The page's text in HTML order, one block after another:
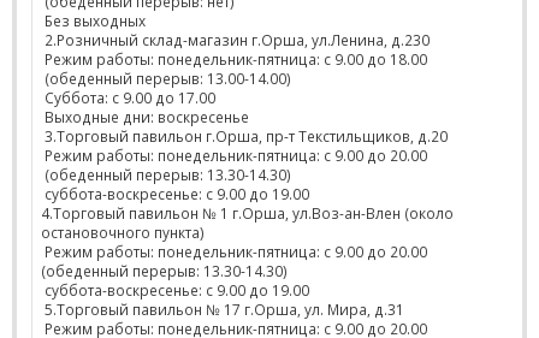
Без выходных
2.Розничный склад-магазин г.Орша, ул.Ленина, д.230
Режим работы: понедельник-пятница: с 9.00 до 18.00
(обеденный перерыв: 13.00-14.00)
Суббота: с 9.00 до 17.00
Выходные дни: воскресенье
3.Торговый павильон г.Орша, пр-т Текстильщиков, д.20
Режим работы: понедельник-пятница: с 9.00 до 20.00
(обеденный перерыв: 13.30-14.30)
суббота-воскресенье: с 9.00 до 19.00
4.Торговый павильон № 1 г.Орша, ул.Воз-ан-Влен (около
остановочного пункта)
Режим работы: понедельник-пятница: с 9.00 до 20.00
(обеденный перерыв: 13.30-14.30)
суббота-воскресенье: с 9.00 до 19.00
5.Торговый павильон № 17 г.Орша, ул. Мира, д.31
Режим работы: понедельник-пятница: с 9.00 до 20.00